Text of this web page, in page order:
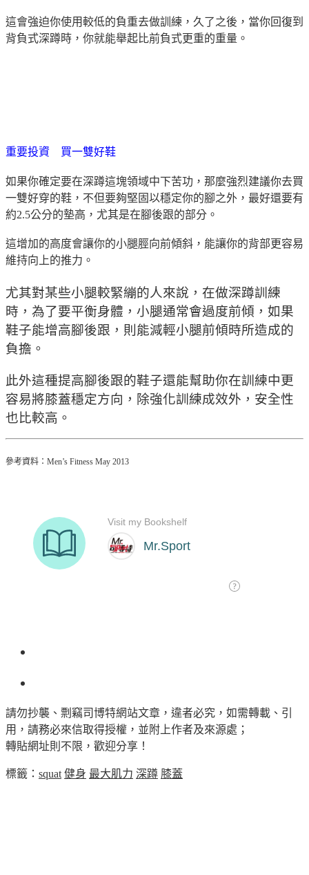
這會強迫你使用較低的負重去做訓練，久了之後，當你回復到
背負式深蹲時，你就能舉起比前負式更重的重量。
重要投資 買一雙好鞋
如果你確定要在深蹲這塊領域中下苦功，那麼強烈建議你去買
一雙好穿的鞋，不但要夠堅固以穩定你的腳之外，最好還要有
約2.5公分的墊高，尤其是在腳後跟的部分。
這增加的高度會讓你的小腿脛向前傾斜，能讓你的背部更容易
維持向上的推力。
尤其對某些小腿較緊繃的人來說，在做深蹲訓練
時，為了要平衡身體，小腿通常會過度前傾，如果
鞋子能增高腳後跟，則能減輕小腿前傾時所造成的
負擔。
此外這種提高腳後跟的鞋子還能幫助你在訓練中更
容易將膝蓋穩定方向，除強化訓練成效外，安全性
也比較高。
參考資料：Men’s Fitness May 2013
請勿抄襲、剽竊司博特網站文章，違者必究，如需轉載、引
用，請務必來信取得授權，並附上作者及來源處；
轉貼網址則不限，歡迎分享！
標籤： squat 健身 最大肌力 深蹲 膝蓋